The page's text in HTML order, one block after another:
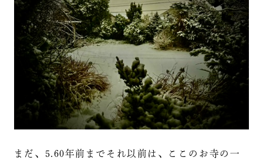
まだ、5.60年前までそれ以前は、ここのお寺の一